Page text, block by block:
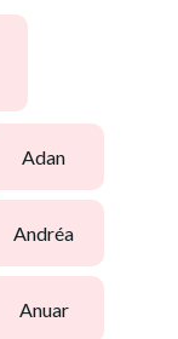
adan
andréa
anuar